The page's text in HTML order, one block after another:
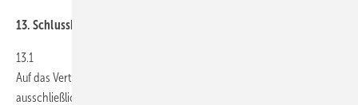
13. Schlussbestimmungen
13.1
Auf das Vertragsverhältnis zwischen GEM und dem Besteller ist
ausschließlich deutsches Recht unter Ausschluss des UN-Kaufrechts